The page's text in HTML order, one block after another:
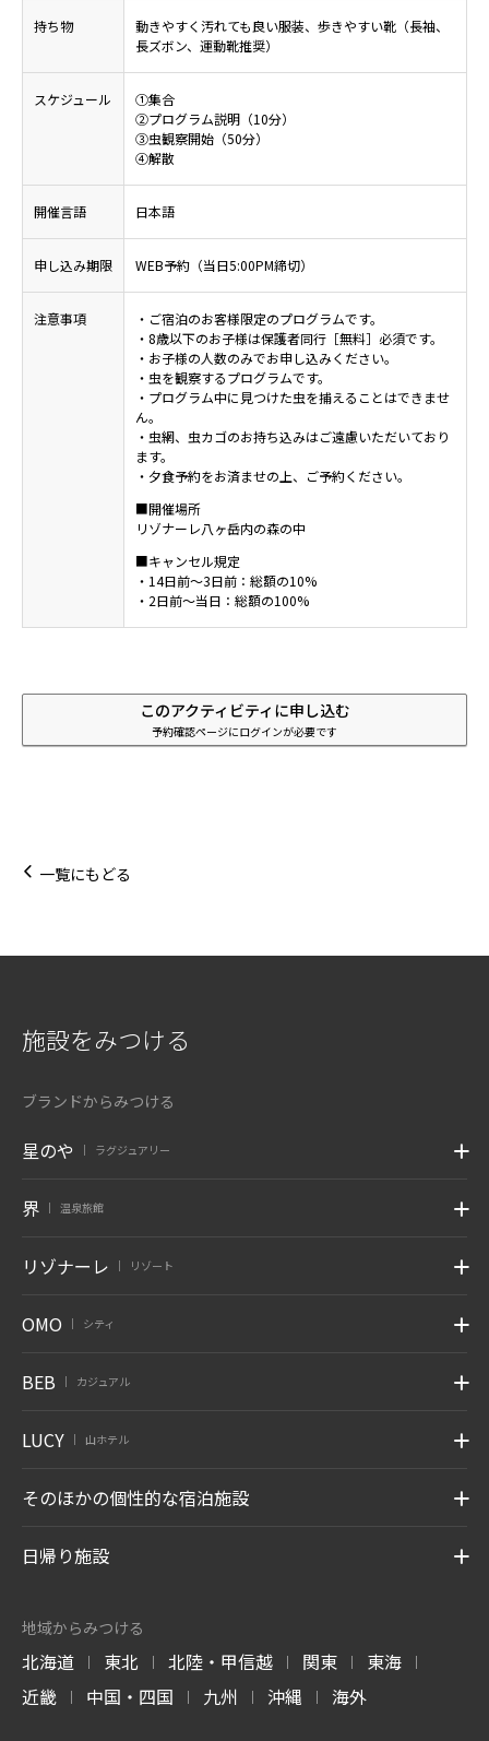
持ち物
動きやすく汚れても良い服装、歩きやすい靴（長袖、
長ズボン、運動靴推奨）
スケジュール
①集合
②プログラム説明（10分）
③虫観察開始（50分）
④解散
開催言語 日本語
申し込み期限 WEB予約（当日5:00PM締切）
注意事項
・ご宿泊のお客様限定のプログラムです。
・8歳以下のお子様は保護者同行［無料］必須です。
・お子様の人数のみでお申し込みください。
・虫を観察するプログラムです。
・プログラム中に見つけた虫を捕えることはできませ
ん。
・虫網、虫カゴのお持ち込みはご遠慮いただいており
ます。
・夕食予約をお済ませの上、ご予約ください。
■開催場所
リゾナーレ八ヶ岳内の森の中
■キャンセル規定
・14日前～3日前：総額の10%
・2日前～当日：総額の100%
このアクティビティに申し込む
予約確認ページにログインが必要です
一覧にもどる
施設をみつける
ブランドからみつける
星のや ラグジュアリー
界 温泉旅館
リゾナーレ リゾート
OMO シティ
BEB カジュアル
LUCY 山ホテル
そのほかの個性的な宿泊施設
日帰り施設
地域からみつける
北海道 | 東北 | 北陸・甲信越 | 関東 | 東海 |
近畿 | 中国・四国 | 九州 | 沖縄 | 海外